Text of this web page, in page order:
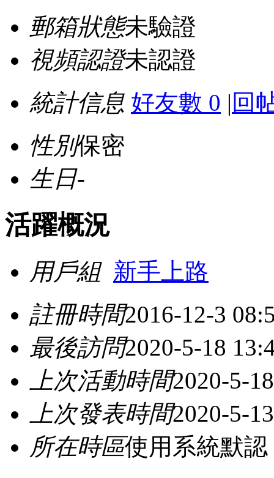
郵箱狀態未驗證
視頻認證未認證
統計信息 好友數 0 | 回
性別保密
生日-
活躍概況
用戶組 新手上路
註冊時間2016-12-3
最後訪問2020-5-18
上次活動時間2020-5-
上次發表時間2020-5-
所在時區使用系統默認